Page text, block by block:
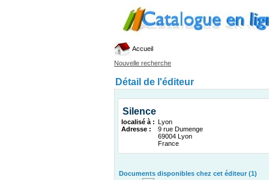
Accueil
Nouvelle recherche
Détail de l'éditeur
Silence
localisé à : Lyon
Adresse :
9 rue Dumenge
69004 Lyon
France
Documents disponibles chez cet éditeur (1)